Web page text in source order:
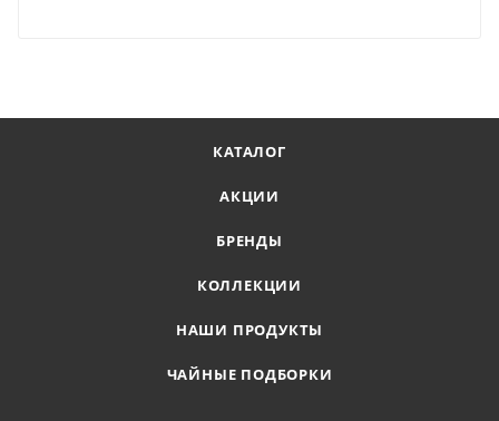
КАТАЛОГ
АКЦИИ
БРЕНДЫ
КОЛЛЕКЦИИ
НАШИ ПРОДУКТЫ
ЧАЙНЫЕ ПОДБОРКИ